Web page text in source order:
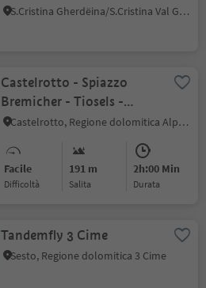
S.Cristina Gherdëina/S.Cristina Val Gardena, Santa Cristina Val Gardena, Regione dolomitica Val Gardena
Castelrotto - Spiazzo
Bremicher - Tiosels -
Castelrotto
Castelrotto, Regione dolomitica Alpe di Siusi
Facile
Difficoltà
191 m
Salita
2h:00 Min
durata
Tandemfly 3 Cime
Sesto, Regione dolomitica 3 Cime